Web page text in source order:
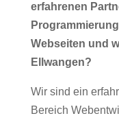
erfahrenen
Webseiten und
Ellwangen?
Wir sind ein
Bereich